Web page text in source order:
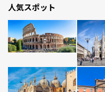
人気スポット